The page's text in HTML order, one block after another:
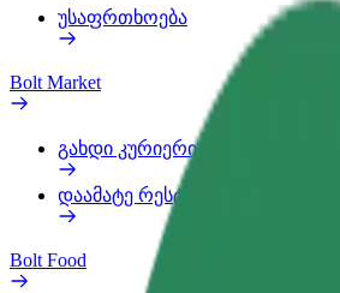
უსაფრთხოება
Bolt Market
გახდი კურიერი
დაამატე რესტორანი ან მაღაზია
Bolt Food